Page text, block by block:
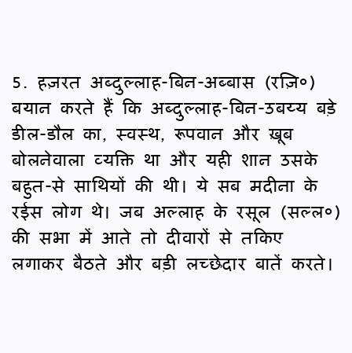
5. हज़रत अब्दुल्लाह-बिन-अब्बास (रज़ि०)
बयान करते हैं कि अब्दुल्लाह-बिन-उबय्य बड़े
डील-डौल का, स्वस्थ, रूपवान और ख़ूब
बोलनेवाला व्यक्ति था और यही शान उसके
बहुत-से साथियों की थी। ये सब मदीना के
रईस लोग थे। जब अल्लाह के रसूल (सल्ल०)
की सभा में आते तो दीवारों से तकिए
लगाकर बैठते और बड़ी लच्छेदार बातें करते।